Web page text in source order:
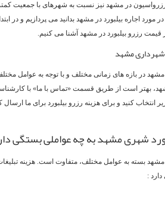
رزرواسیون در مشهد نیز نسبت به شهرهای با جمعیت
مورد اجاره بیلبورد در مشهد بدانید می پردازیم و در
رزرو بیلبورد در مشهد آشنا می کنیم.
شهرداری مشهد
در بازه های زمانی مختلف و با توجه به عوامل
بهتر است از طریق قسمت «تماس با ما» با
انتخاب کنید و برای هزینه رزرو بیلبورد برای ما
شهری مشهد به چه عواملی بستگی
مشهد بسته به عوامل مختلف، متفاوت است. هزینه
: